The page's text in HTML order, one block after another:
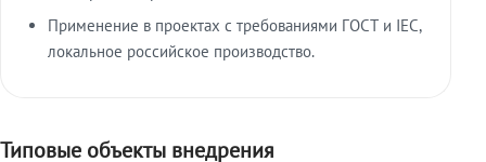
Применение в проектах с требованиями ГОСТ и IEC,
локальное российское производство.
Типовые объекты внедрения